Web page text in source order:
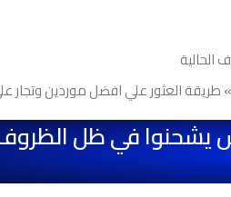
» طريقة العثور علي افضل موردين
يشحنوا في ظل